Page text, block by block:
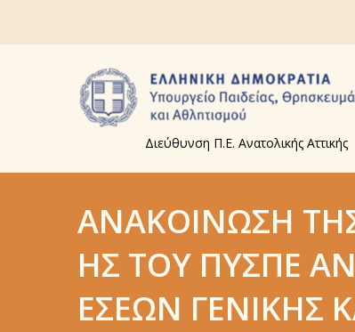
Διεύθυνση Π.Ε. Ανατολικής Αττικής
ΑΝΑΚΟΊΝΩΣΗ
ΗΣ ΤΟΥ ΠΥΣΠΕ
ΈΣΕΩΝ ΓΕΝΙΚΉΣ